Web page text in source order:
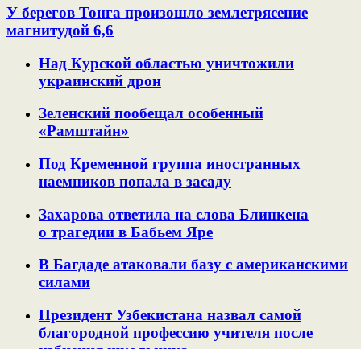
У берегов Тонга произошло землетрясение
магнитудой 6,6
Над Курской областью уничтожили
украинский дрон
Зеленский пообещал особенный
«Рамштайн»
Под Кременной группа иностранных
наемников попала в засаду
Захарова ответила на слова Блинкена
о трагедии в Бабьем Яре
В Багдаде атаковали базу с американскими
силами
Президент Узбекистана назвал самой
благородной профессию учителя после